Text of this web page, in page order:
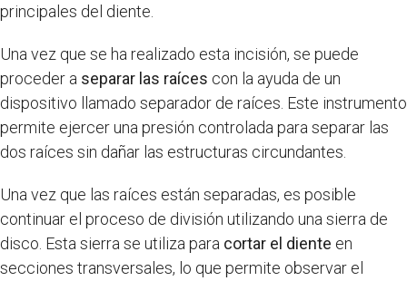
principales del diente.
Una vez que se ha realizado esta incisión, se puede
proceder a separar las raíces con la ayuda de un
dispositivo llamado separador de raíces. Este instrumento
permite ejercer una presión controlada para separar las
dos raíces sin dañar las estructuras circundantes.
Una vez que las raíces están separadas, es posible
continuar el proceso de división utilizando una sierra de
disco. Esta sierra se utiliza para cortar el diente en
secciones transversales, lo que permite observar el